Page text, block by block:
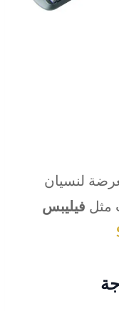
لنسيان
مثل فيليبس